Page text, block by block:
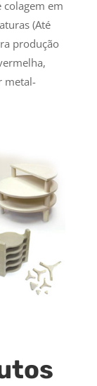
em
(Até
produção
metal-